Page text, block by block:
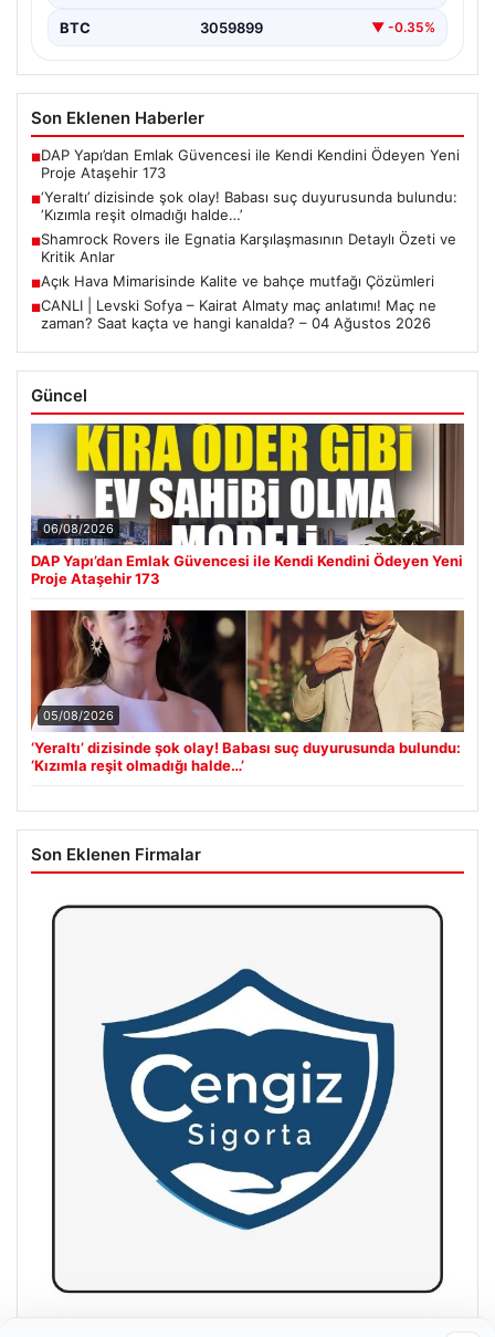
BTC 3059899 ▼ -0.35%
Son Eklenen Haberler
■DAP Yapı’dan Emlak Güvencesi ile Kendi Kendini Ödeyen Yeni
Proje Ataşehir 173
■‘Yeraltı’ dizisinde şok olay! Babası suç duyurusunda bulundu:
‘Kızımla reşit olmadığı halde…’
■Shamrock Rovers ile Egnatia Karşılaşmasının Detaylı Özeti ve
Kritik Anlar
■Açık Hava Mimarisinde Kalite ve bahçe mutfağı Çözümleri
■CANLI | Levski Sofya – Kairat Almaty maç anlatımı! Maç ne
zaman? Saat kaçta ve hangi kanalda? – 04 Ağustos 2026
Güncel
06/08/2026
DAP Yapı’dan Emlak Güvencesi ile Kendi Kendini Ödeyen Yeni
Proje Ataşehir 173
05/08/2026
‘Yeraltı’ dizisinde şok olay! Babası suç duyurusunda bulundu:
‘Kızımla reşit olmadığı halde…’
Son Eklenen Firmalar